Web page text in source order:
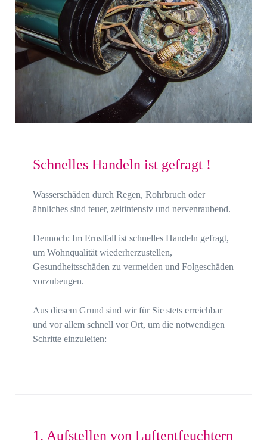
Schnelles Handeln ist gefragt !
Wasserschäden durch Regen, Rohrbruch oder
ähnliches sind teuer, zeitintensiv und nervenraubend.
Dennoch: Im Ernstfall ist schnelles Handeln gefragt,
um Wohnqualität wiederherzustellen,
Gesundheitsschäden zu vermeiden und Folgeschäden
vorzubeugen.
Aus diesem Grund sind wir für Sie stets erreichbar
und vor allem schnell vor Ort, um die notwendigen
Schritte einzuleiten:
1. Aufstellen von Luftentfeuchtern